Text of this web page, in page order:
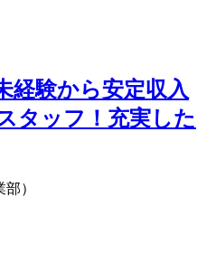
経験から安定収入
タッフ！充実した
）